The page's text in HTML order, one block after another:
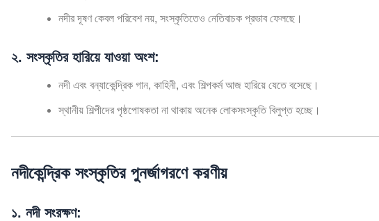
নদীর দূষণ কেবল পরিবেশ নয়, সংস্কৃতিতেও নেতিবাচক প্রভাব ফেলছে।
২. সংস্কৃতির হারিয়ে যাওয়া অংশ:
নদী এবং বন্যাকেন্দ্রিক গান, কাহিনী, এবং শিল্পকর্ম আজ হারিয়ে যেতে বসেছে।
স্থানীয় শিল্পীদের পৃষ্ঠপোষকতা না থাকায় অনেক লোকসংস্কৃতি বিলুপ্ত হচ্ছে।
নদীকেন্দ্রিক সংস্কৃতির পুনর্জাগরণে করণীয়
১. নদী সংরক্ষণ: